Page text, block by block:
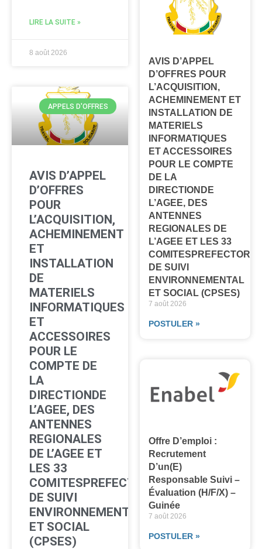
LIRE LA SUITE »
8 août 2026
APPELS D'OFFRES
AVIS D’APPEL
D’OFFRES
POUR
L’ACQUISITION,
ACHEMINEMENT
ET
INSTALLATION
DE
MATERIELS
INFORMATIQUES
ET
ACCESSOIRES
POUR LE
COMPTE DE
LA
DIRECTIONDE
L’AGEE, DES
ANTENNES
REGIONALES
DE L’AGEE ET
LES 33
COMITESPREFECTORAUX
DE SUIVI
ENVIRONNEMENTAL
ET SOCIAL
(CPSES)
AVIS D’APPEL
D’OFFRES POUR
L’ACQUISITION,
ACHEMINEMENT ET
INSTALLATION DE
MATERIELS
INFORMATIQUES
ET ACCESSOIRES
POUR LE COMPTE
DE LA
DIRECTIONDE
L’AGEE, DES
ANTENNES
REGIONALES DE
L’AGEE ET LES 33
DE SUIVI
ENVIRONNEMENTAL
ET SOCIAL (CPSES)
7 août 2026
POSTULER »
Offre D’emploi :
Recrutement
D’un(e)
Responsable Suivi –
Évaluation (H/F/X) –
Guinée
7 août 2026
POSTULER »